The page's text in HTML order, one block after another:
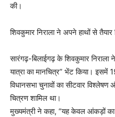
की।
शिवकुमार निराला ने अपने हाथों से
सारंगढ़-बिलाईगढ़ के शिवकुमार
यात्रा का मानचित्र” भेंट किया।
विधानसभा चुनावों का सीटवार
चित्रण शामिल था।
मुख्यमंत्री ने कहा, “यह केवल आंकड़ों